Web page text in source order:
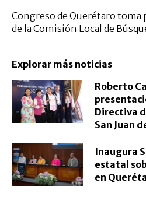
Congreso de Querétaro
de la Comisión Local de
Explorar más noticias
Roberto
Directiva
San Juan
Inaugura
estatal
en